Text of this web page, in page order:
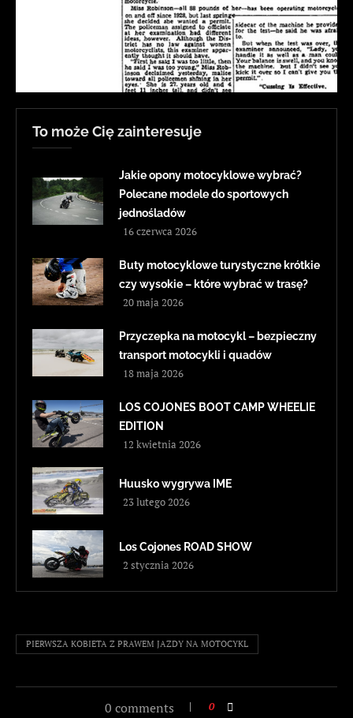
To może Cię zainteresuje
Jakie opony motocyklowe wybrać?
Polecane modele do sportowych
jednośladów
16 czerwca 2026
Buty motocyklowe turystyczne krótkie
czy wysokie – które wybrać w trasę?
20 maja 2026
Przyczepka na motocykl – bezpieczny
transport motocykli i quadów
18 maja 2026
LOS COJONES BOOT CAMP WHEELIE
EDITION
12 kwietnia 2026
Huusko wygrywa IME
23 lutego 2026
Los Cojones ROAD SHOW
2 stycznia 2026
PIERWSZA KOBIETA Z PRAWEM JAZDY NA MOTOCYKL
0 comments 0